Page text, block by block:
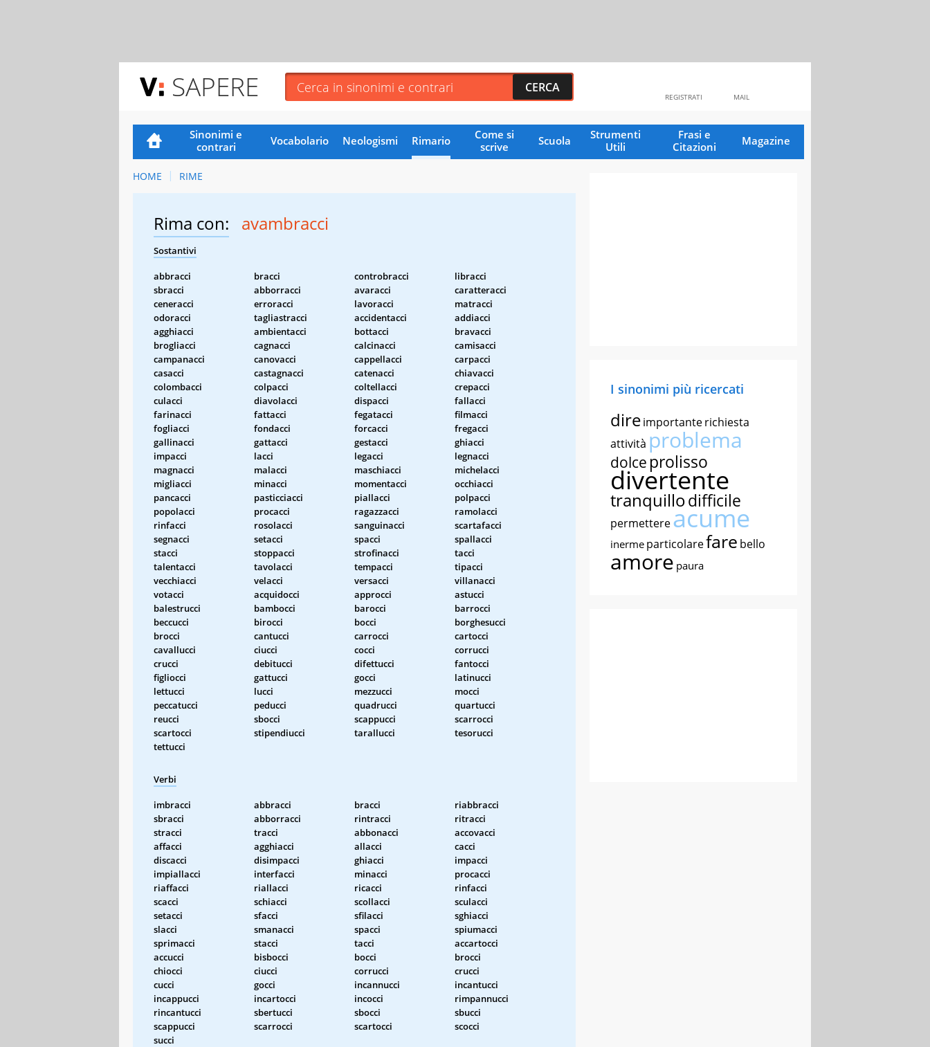
SAPERE MAIL
REGISTRATI
Sinonimi e
contrari
Vocabolario Neologismi Rimario
Come si
scrive
Scuola
Strumenti
Utili
Frasi e
Citazioni
Magazine
HOME RIME
Rima con: avambracci
Sostantivi
abbracci bracci controbracci
libracci
sbracci
abborracci avaracci
caratteracci
ceneracci
erroracci lavoracci
matracci
odoracci
tagliastracci accidentacci
addiacci
agghiacci
ambientacci bottacci
bravacci
brogliacci
cagnacci calcinacci
camisacci
campanacci
canovacci cappellacci
carpacci
casacci
castagnacci catenacci
chiavacci
colombacci
colpacci coltellacci
crepacci
culacci
diavolacci dispacci
fallacci
farinacci
fattacci fegatacci
filmacci
fogliacci
fondacci forcacci
fregacci
gallinacci
gattacci gestacci
ghiacci
impacci
lacci legacci
legnacci
magnacci
malacci maschiacci
michelacci
migliacci
minacci momentacci
occhiacci
pancacci
pasticciacci piallacci
polpacci
popolacci
procacci ragazzacci
ramolacci
rinfacci
rosolacci sanguinacci
scartafacci
segnacci
setacci spacci
spallacci
stacci
stoppacci strofinacci
tacci
talentacci
tavolacci tempacci
tipacci
vecchiacci
velacci versacci
villanacci
votacci
acquidocci approcci
astucci
balestrucci
bambocci barocci
barrocci
beccucci
birocci bocci
borghesucci
brocci
cantucci carrocci
cartocci
cavallucci
ciucci cocci
corrucci
crucci
debitucci difettucci
fantocci
figliocci
gattucci gocci
latinucci
lettucci
lucci mezzucci
mocci
peccatucci
peducci quadrucci
quartucci
reucci
sbocci scappucci
scarrocci
scartocci
stipendiucci tarallucci
tesorucci
tettucci
Verbi
imbracci abbracci bracci
riabbracci
sbracci
abborracci rintracci
ritracci
stracci
tracci abbonacci
accovacci
affacci
agghiacci allacci
cacci
discacci
disimpacci ghiacci
impacci
impiallacci
interfacci minacci
procacci
riaffacci
riallacci ricacci
rinfacci
scacci
schiacci scollacci
sculacci
setacci
sfacci sfilacci
sghiacci
slacci
smanacci spacci
spiumacci
sprimacci
stacci tacci
accartocci
accucci
bisbocci bocci
brocci
chiocci
ciucci corrucci
crucci
cucci
gocci incannucci
incantucci
incappucci
incartocci incocci
rimpannucci
rincantucci
sbertucci sbocci
sbucci
scappucci
scarrocci scartocci
scocci
succi
I sinonimi più ricercati
direimportanterichiesta
attività problema
dolce prolisso
divertente
tranquillodifficile
permettereacume
inerme particolarefare bello
amore paura